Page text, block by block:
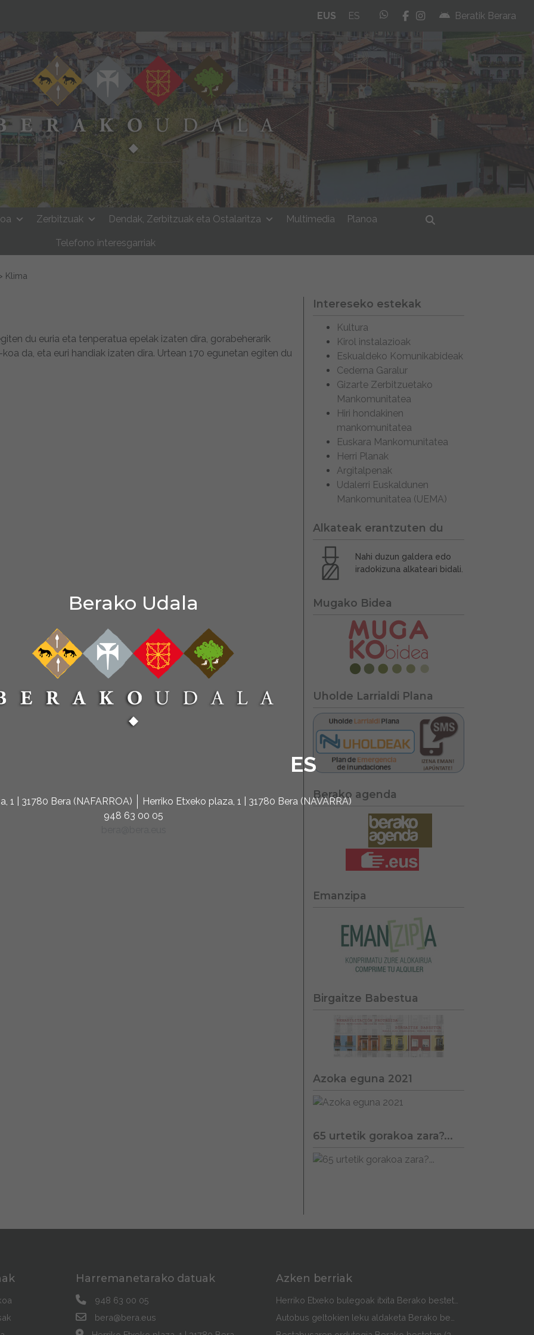
Berako Udala
ES
1 | 31780 Bera (NAFARROA)
Herriko Etxeko plaza, 1 | 31780 Bera (NAVARRA)
948 63 00 05
EUS ES whatsapp
facebook
instagram
Beratik Berara
Zerbitzuak Dendak, Zerbitzuak eta Ostalaritza Multimedia Planoa
Telefono interesgarriak
Klima
du euria eta tenperatua epelak izaten dira, gorabeherarik
da, eta euri handiak izaten dira. Urtean 170 egunetan egiten du
Intereseko estekak
Kultura
Kirol instalazioak
Eskualdeko Komunikabideak
Cederna Garalur
Gizarte Zerbitzuetako
Mankomunitatea
Hiri hondakinen
mankomunitatea
Euskara Mankomunitatea
Herri Planak
Argitalpenak
Udalerri Euskaldunen
Mankomunitatea (UEMA)
Alkateak erantzuten du
Nahi duzun galdera edo
iradokizuna alkateari bidali.
Mugako Bidea
Uholde Larrialdi Plana
Berako agenda
Emanzipa
Birgaitze Babestua
Azoka eguna 2021
65 urtetik gorakoa zara?...
Harremanetarako datuak
948 63 00 05
bera@bera.eus
Azken berriak